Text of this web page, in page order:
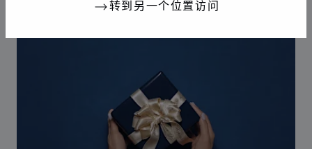
转到另一个位置访问